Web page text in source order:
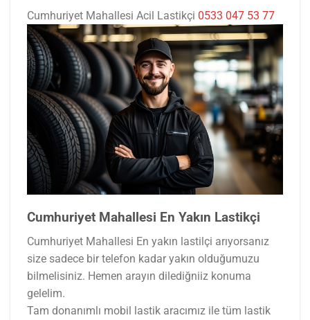
Cumhuriyet Mahallesi Acil Lastikçi 0533 047 53 77
Cumhuriyet Mahallesi En Yakın Lastikçi
Cumhuriyet Mahallesi En yakın lastilçi arıyorsanız
size sadece bir telefon kadar yakın olduğumuzu
bilmelisiniz. Hemen arayın dilediğniiz konuma
gelelim.
Tam donanımlı mobil lastik aracımız ile tüm lastik